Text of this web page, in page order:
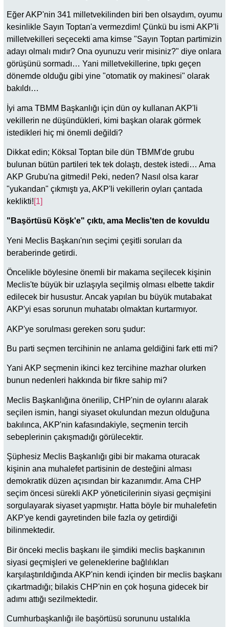
Eğer AKP'nin 341 milletvekilinden biri ben olsaydım, oyumu
kesinlikle Sayın Toptan'a vermezdim! Çünkü bu ismi AKP'li
milletvekilleri seçecekti ama kimse "Sayın Toptan partimizin
adayı olmalı mıdır? Ona oyunuzu verir misiniz?" diye onlara
görüşünü sormadı… Yani milletvekillerine, tıpkı geçen
dönemde olduğu gibi yine "otomatik oy makinesi" olarak
bakıldı…
İyi ama TBMM Başkanlığı için dün oy kullanan AKP'li
vekillerin ne düşündükleri, kimi başkan olarak görmek
istedikleri hiç mi önemli değildi?
Dikkat edin; Köksal Toptan bile dün TBMM'de grubu
bulunan bütün partileri tek tek dolaştı, destek istedi… Ama
AKP Grubu'na gitmedi! Peki, neden? Nasıl olsa karar
"yukarıdan" çıkmıştı ya, AKP'li vekillerin oyları çantada
keklikti![1]
"Başörtüsü Köşk'e" çıktı, ama Meclis'ten de kovuldu
Yeni Meclis Başkanı'nın seçimi çeşitli soruları da
beraberinde getirdi.
Öncelikle böylesine önemli bir makama seçilecek kişinin
Meclis'te büyük bir uzlaşıyla seçilmiş olması elbette takdir
edilecek bir husustur. Ancak yapılan bu büyük mutabakat
AKP'yi esas sorunun muhatabı olmaktan kurtarmıyor.
AKP'ye sorulması gereken soru şudur:
Bu parti seçmen tercihinin ne anlama geldiğini fark etti mi?
Yani AKP seçmenin ikinci kez tercihine mazhar olurken
bunun nedenleri hakkında bir fikre sahip mi?
Meclis Başkanlığına önerilip, CHP'nin de oylarını alarak
seçilen ismin, hangi siyaset okulundan mezun olduğuna
bakılınca, AKP'nin kafasındakiyle, seçmenin tercih
sebeplerinin çakışmadığı görülecektir.
Şüphesiz Meclis Başkanlığı gibi bir makama oturacak
kişinin ana muhalefet partisinin de desteğini alması
demokratik düzen açısından bir kazanımdır. Ama CHP
seçim öncesi sürekli AKP yöneticilerinin siyasi geçmişini
sorgulayarak siyaset yapmıştır. Hatta böyle bir muhalefetin
AKP'ye kendi gayretinden bile fazla oy getirdiği
bilinmektedir.
Bir önceki meclis başkanı ile şimdiki meclis başkanının
siyasi geçmişleri ve geleneklerine bağlılıkları
karşılaştırıldığında AKP'nin kendi içinden bir meclis başkanı
çıkartmadığı; bilakis CHP'nin en çok hoşuna gidecek bir
adımı attığı sezilmektedir.
Cumhurbaşkanlığı ile başörtüsü sorununu ustalıkla